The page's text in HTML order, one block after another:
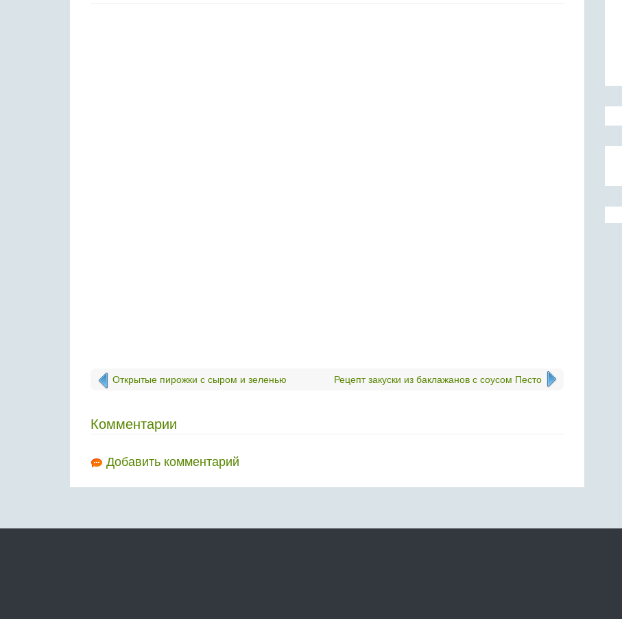
Открытые пирожки с сыром и зеленью Рецепт закуски из баклажанов с соусом Песто
Комментарии
Добавить комментарий